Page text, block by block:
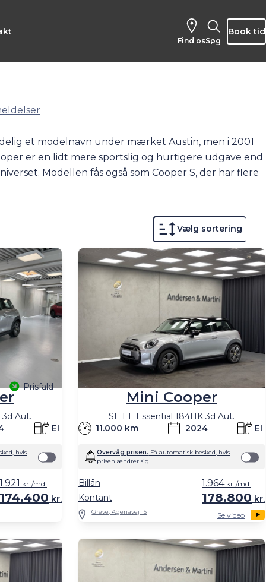
Find os Søg
Book tid
et modelnavn under mærket Austin, men i 2001
er en lidt mere sportslig og hurtigere udgave end
Modellen fås også som Cooper S, der har flere
Vælg sortering
Prisfald
3d Aut.
El
hvis
174.400 kr.
1.921 kr./md.
Mini Cooper
SE EL Essential 184HK 3d Aut.
11.000 km
2024 El
Overvåg prisen. Få automatisk besked, hvis
prisen ændrer sig.
Kontant 178.800 kr.
Billån 1.964kr./md.
Greve, Agenavej 15 Se video